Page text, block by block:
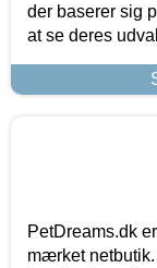
der baserer sig
at se deres
PetDreams.dk
mærket